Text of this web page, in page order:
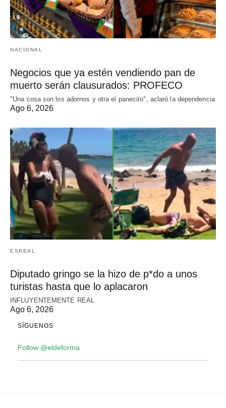
NACIONAL
Negocios que ya estén vendiendo pan de
muerto serán clausurados: PROFECO
"Una cosa son los adornos y otra el panecito", aclaró la dependencia
Ago 6, 2026
ESREAL
Diputado gringo se la hizo de p*do a unos
turistas hasta que lo aplacaron
INFLUYENTEMENTE REAL
Ago 6, 2026
SÍGUENOS
Follow @eldeforma